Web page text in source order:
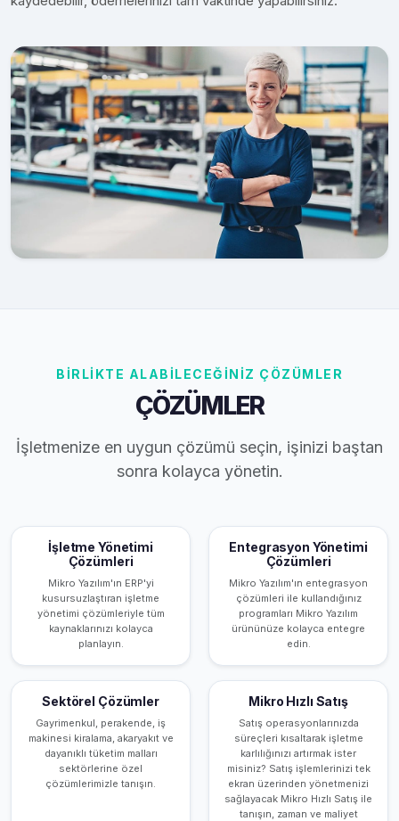
BİRLİKTE ALABİLECEĞİNİZ ÇÖZÜMLER
ÇÖZÜMLER
İşletmenize en uygun çözümü seçin, işinizi baştan
sonra kolayca yönetin.
İşletme Yönetimi
Çözümleri
Mikro Yazılım'ın ERP'yi
kusursuzlaştıran işletme
yönetimi çözümleriyle tüm
kaynaklarınızı kolayca
planlayın.
Entegrasyon Yönetimi
Çözümleri
Mikro Yazılım'ın entegrasyon
çözümleri ile kullandığınız
programları Mikro Yazılım
ürününüze kolayca entegre
edin.
Sektörel Çözümler
Gayrimenkul, perakende, iş
makinesi kiralama, akaryakıt ve
dayanıklı tüketim malları
sektörlerine özel
çözümlerimizle tanışın.
Mikro Hızlı Satış
Satış operasyonlarınızda
süreçleri kısaltarak işletme
karlılığınızı artırmak ister
misiniz? Satış işlemlerinizi tek
ekran üzerinden yönetmenizi
sağlayacak Mikro Hızlı Satış ile
tanışın, zaman ve maliyet